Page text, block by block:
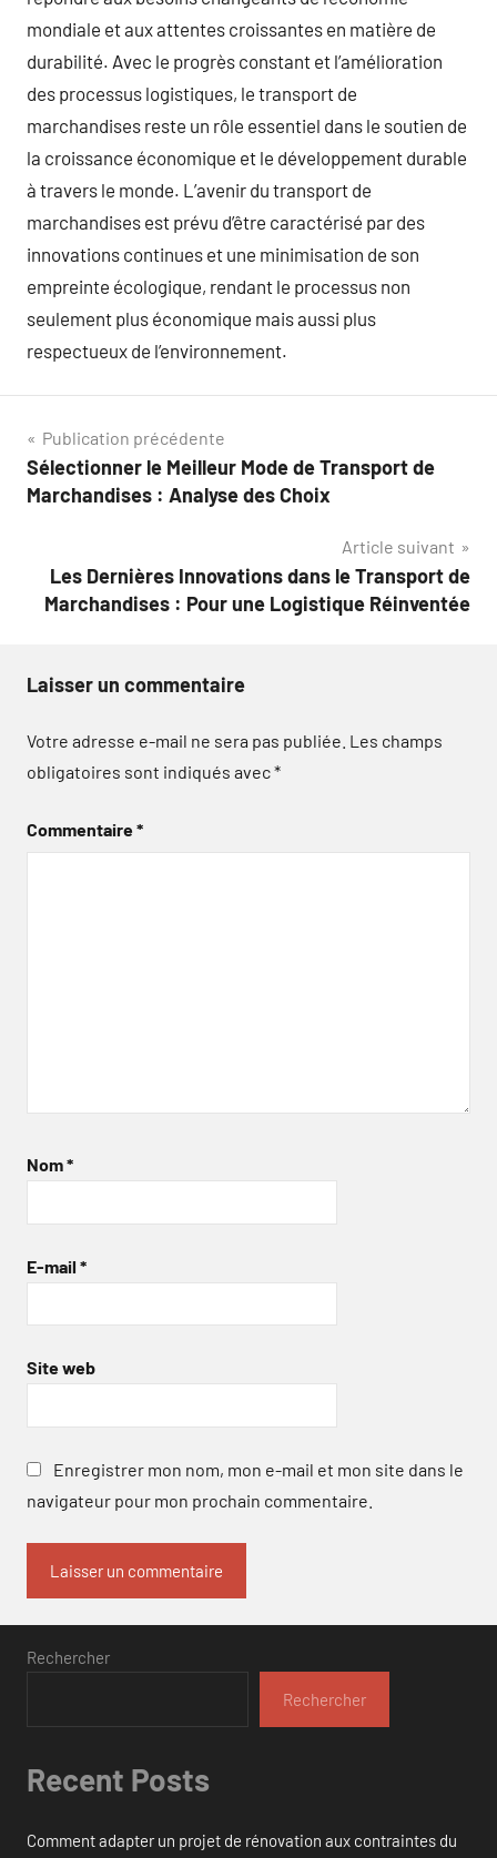
mondiale et aux attentes croissantes en matière de
durabilité. Avec le progrès constant et l’amélioration
des processus logistiques, le transport de
marchandises reste un rôle essentiel dans le soutien de
la croissance économique et le développement durable
à travers le monde. L’avenir du transport de
marchandises est prévu d’être caractérisé par des
innovations continues et une minimisation de son
empreinte écologique, rendant le processus non
seulement plus économique mais aussi plus
respectueux de l’environnement.
Navigation
de
Publication précédente
Sélectionner le Meilleur Mode de Transport de
Marchandises : Analyse des Choix
Article suivant
Les Dernières Innovations dans le Transport de
Marchandises : Pour une Logistique Réinventée
Laisser un commentaire
Votre adresse e-mail ne sera pas publiée. Les champs
obligatoires sont indiqués avec*
Commentaire*
Nom*
E-mail *
Site web
Enregistrer mon nom, mon e-mail et mon site dans le
navigateur pour mon prochain commentaire.
Rechercher
Rechercher
Recent Posts
Comment adapter un projet de rénovation aux contraintes du